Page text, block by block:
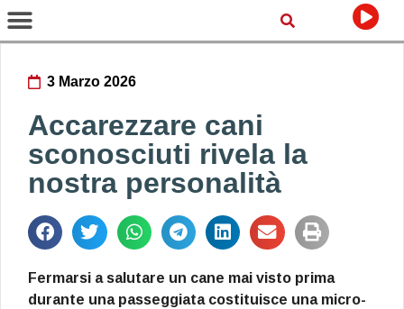
3 Marzo 2026
Accarezzare cani
sconosciuti rivela la
nostra personalità
Fermarsi a salutare un cane mai visto prima
durante una passeggiata costituisce una micro-